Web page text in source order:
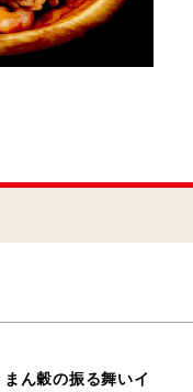
ん穀の振る舞いイ